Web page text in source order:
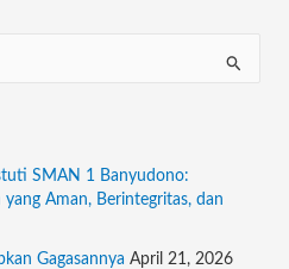
SMAN 1 Banyudono:
Aman, Berintegritas, dan
Gagasannya April 21, 2026